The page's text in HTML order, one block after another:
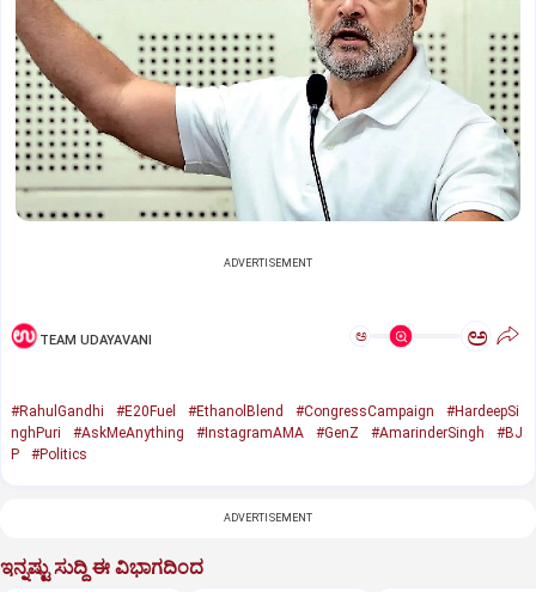
ADVERTISEMENT
TEAM UDAYAVANI ಅ ಅ
#RahulGandhi #E20Fuel #EthanolBlend #CongressCampaign
#HardeepSi
nghPuri
#AskMeAnything #InstagramAMA #GenZ #AmarinderSingh
#BJ
P
#Politics
ADVERTISEMENT
ಇನ್ನಷ್ಟು ಸುದ್ದಿ ಈ ವಿಭಾಗದಿಂದ